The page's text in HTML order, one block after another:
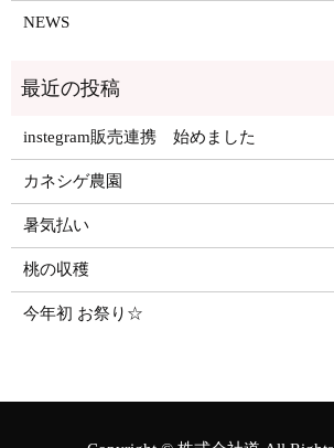
NEWS
instegram販売連携 始めました
カネシゲ農園
暑気払い
桃の収穫
今年初 お祭り☆